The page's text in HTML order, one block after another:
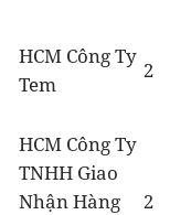
HCM Công Ty
Tem
2
HCM Công Ty
TNHH Giao
Nhận Hàng
2